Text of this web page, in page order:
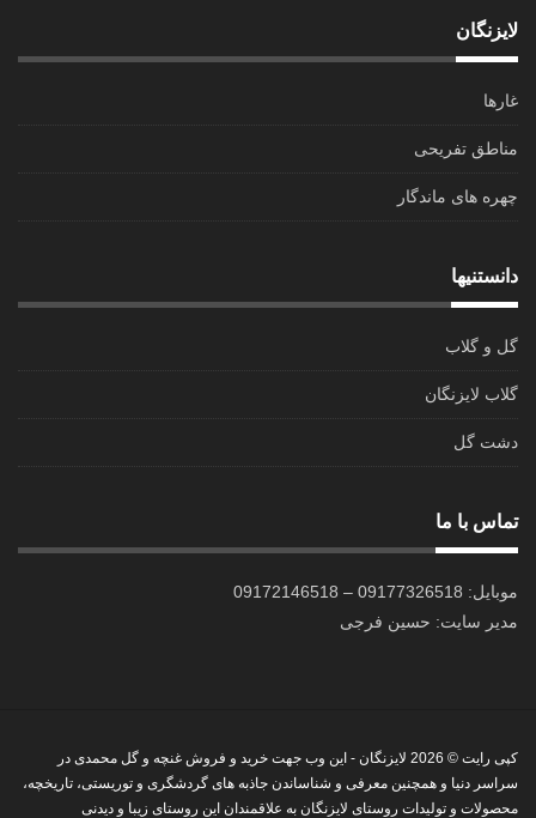
لایزنگان
غارها
مناطق تفریحی
چهره های ماندگار
دانستنیها
گل و گلاب
گلاب لایزنگان
دشت گل
تماس با ما
موبایل: 09177326518 – 09172146518
مدیر سایت: حسین فرجی
کپی رایت © 2026 لایزنگان - این وب جهت خرید و فروش غنچه و گل محمدی در
سراسر دنیا و همچنین معرفی و شناساندن جاذبه های گردشگری و توریستی، تاریخچه،
محصولات و تولیدات روستای لایزنگان به علاقمندان این روستای زیبا و دیدنی